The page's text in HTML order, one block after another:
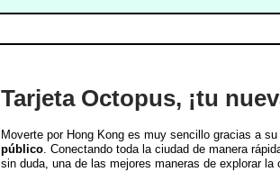
Tarjeta Octopus, ¡tu
Moverte por Hong Kong es muy sencillo gracias a
público. Conectando toda la ciudad de manera
sin duda, una de las mejores maneras de explorar la